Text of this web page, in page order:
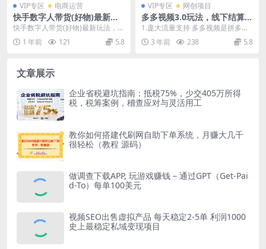
VIP专区 电商运营
快手数字人带货(好物)最新玩
法，通过无人直播投流打爆流
量，轻松日入5张
快手数字人带货(好物)最新玩法，通
过无人直播投流打爆流量，轻松日
入5张 项目介绍...
1 年前 121 5.8
VIP专区 网创项目
多多视频3.0玩法，线下结算不
过爆款年入百万
1.庞大流量支持 多多视频是拼多多2
023年重点扶持的产品，展现在拼
多多主菜单第...
3 年前 238 5.8
文章展示
企业省税避坑指南：抵税75%，少交405万所得
税，税筹案例，稽查应对与灵活用工
教你如何搭建代刷网自助下单系统，月赚大几千
很轻松（教程 源码）
做调查下载APP, 玩游戏赚钱 – 通过GPT（Get-Pai
d-To）每单100美元
视频SEO出售虚拟产品 每天稳定2-5单 利润1000
史上最稳定私域变现项目